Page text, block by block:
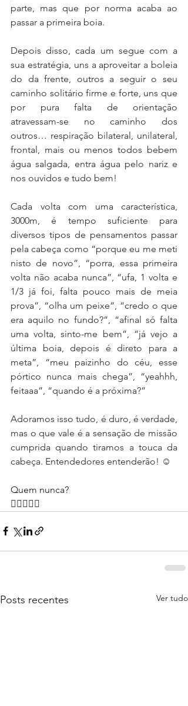
parte, mas que por norma acaba ao
passar a primeira boia.
Depois disso, cada um segue com a
sua estratégia, uns a aproveitar a boleia
do da frente, outros a seguir o seu
caminho solitário firme e forte, uns que
por pura falta de orientação
atravessam-se no caminho dos
outros… respiração bilateral, unilateral,
frontal, mais ou menos todos bebem
água salgada, entra água pelo nariz e
nos ouvidos e tudo bem!
Cada volta com uma característica,
3000m, é tempo suficiente para
diversos tipos de pensamentos passar
pela cabeça como “porque eu me meti
nisto de novo”, “porra, essa primeira
volta não acaba nunca”, “ufa, 1 volta e
1/3 já foi, falta pouco mais de meia
prova”, “olha um peixe”, “credo o que
era aquilo no fundo?”, “afinal só falta
uma volta, sinto-me bem”, “já vejo a
última boia, depois é direto para a
meta”, “meu paizinho do céu, esse
pórtico nunca mais chega”, “yeahhh,
feitaaa”, “quando é a próxima?”
Adoramos isso tudo, é duro, é verdade,
mas o que vale é a sensação de missão
cumprida quando tiramos a touca da
cabeça. Entendedores entenderão! ☺️
Quem nunca?
🏊‍♀️💙🏊‍♂️
Posts recentes Ver tudo